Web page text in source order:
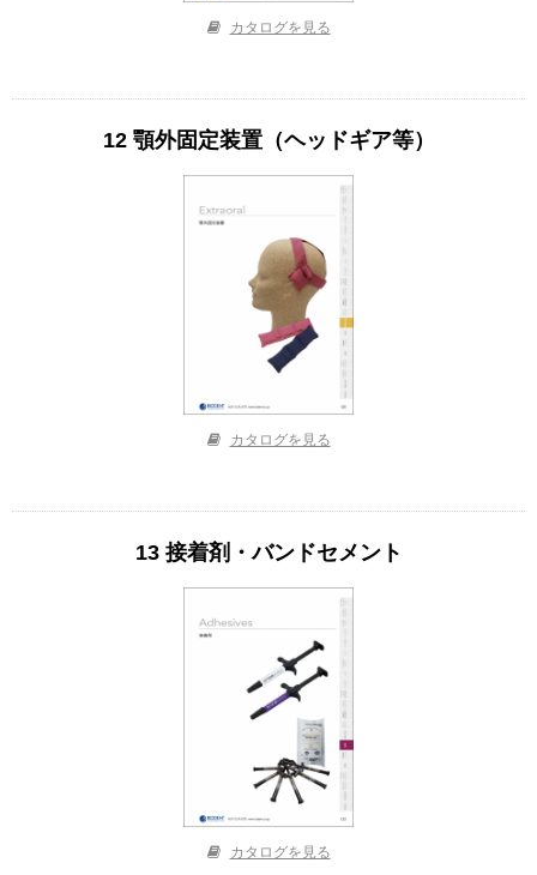
カタログを見る
12 顎外固定装置（ヘッドギア等）
カタログを見る
13 接着剤・バンドセメント
カタログを見る